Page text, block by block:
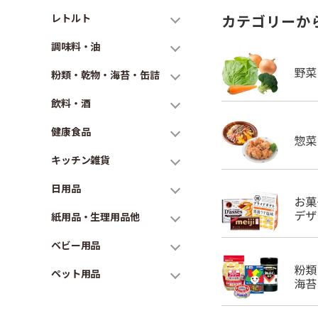
レトルト
調味料・油
粉類・乾物・海苔・缶詰
飲料・酒
健康食品
キッチン雑貨
日用品
紙用品・生理用品他
ベビー用品
ペット用品
カテゴリーか